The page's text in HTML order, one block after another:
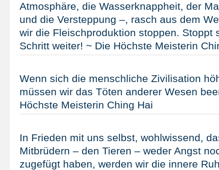
Atmosphäre, die Wasserknappheit, der
und die Versteppung –, rasch aus dem
wir die Fleischproduktion stoppen. Stoppt
Schritt weiter! ~ Die Höchste Meisterin
Wenn sich die menschliche Zivilisation
müssen wir das Töten anderer Wesen
Höchste Meisterin Ching Hai
In Frieden mit uns selbst, wohlwissend,
Mitbrüdern – den Tieren – weder Angst
zugefügt haben, werden wir die innere